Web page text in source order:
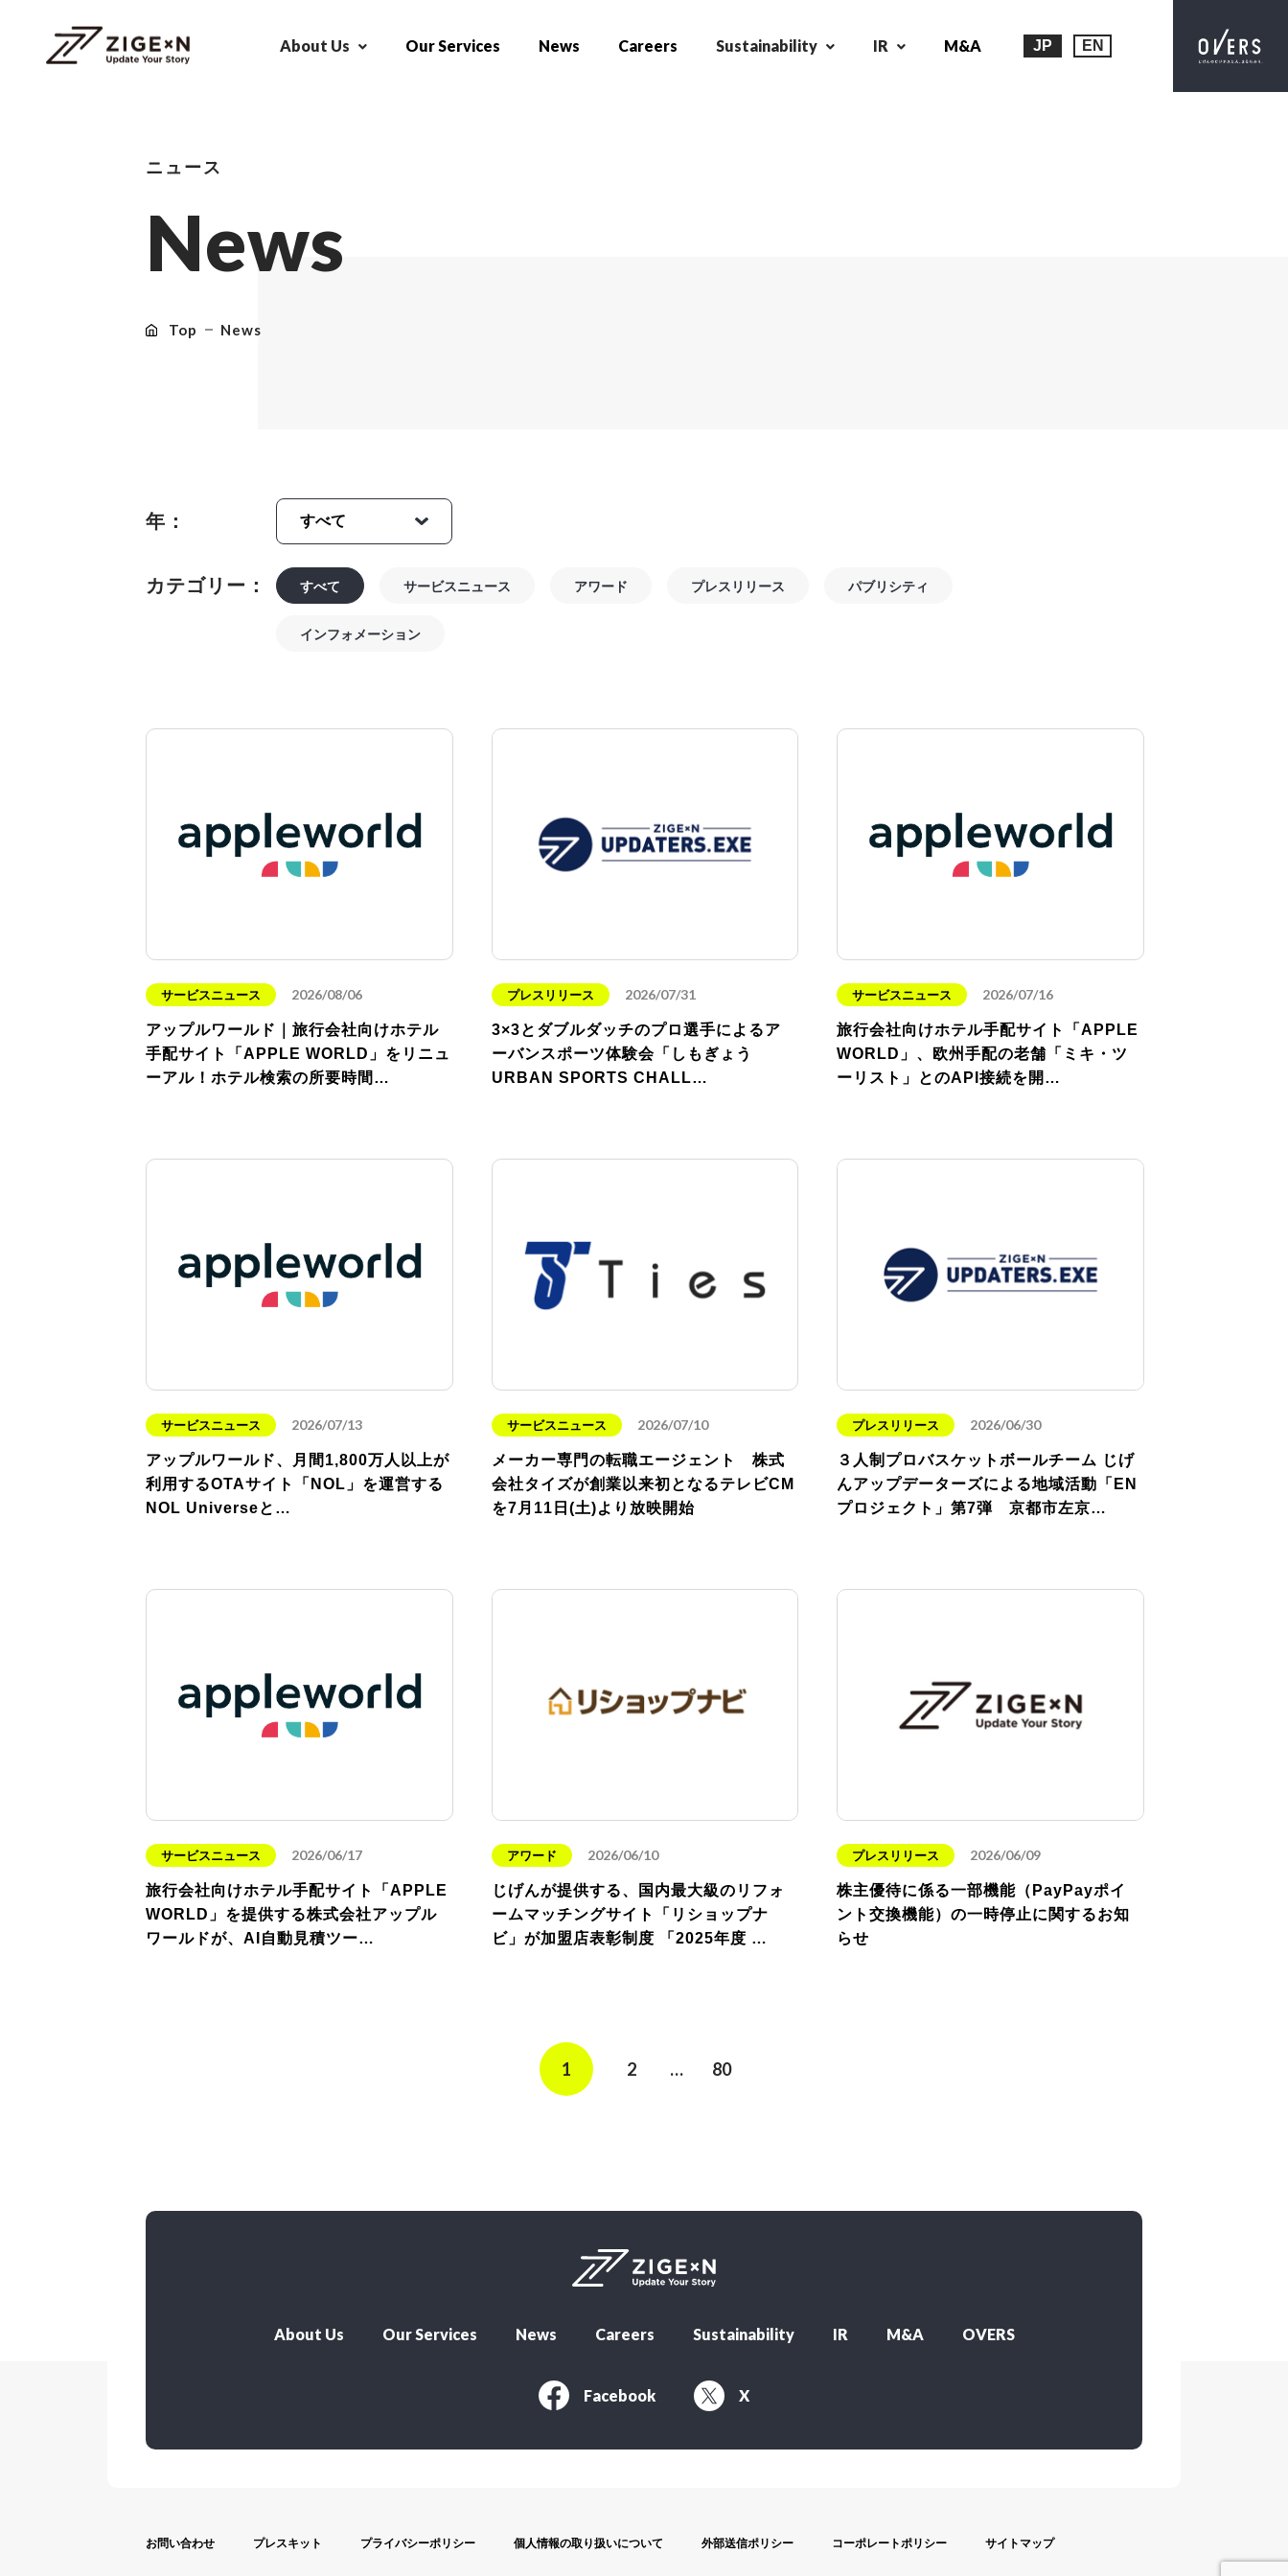
About Us Our Services News Careers Sustainability IR M&A JP EN
ニュース
News
Top News
年：
カテゴリー： すべて サービスニュース アワード プレスリリース パブリシティ
インフォメーション
サービスニュース 2026/08/06
アップルワールド｜旅行会社向けホテル
手配サイト「APPLE WORLD」をリニュ
ーアル！ホテル検索の所要時間…
プレスリリース 2026/07/31
3×3とダブルダッチのプロ選手によるア
ーバンスポーツ体験会「しもぎょう
URBAN SPORTS CHALL…
サービスニュース 2026/07/16
旅行会社向けホテル手配サイト「APPLE
WORLD」、欧州手配の老舗「ミキ・ツ
ーリスト」とのAPI接続を開…
サービスニュース 2026/07/13
アップルワールド、月間1,800万人以上が
利用するOTAサイト「NOL」を運営する
NOL Universeと…
サービスニュース 2026/07/10
メーカー専門の転職エージェント 株式
会社タイズが創業以来初となるテレビCM
を7月11日(土)より放映開始
プレスリリース 2026/06/30
３人制プロバスケットボールチーム じげ
んアップデーターズによる地域活動「EN
プロジェクト」第7弾 京都市左京…
サービスニュース 2026/06/17
旅行会社向けホテル手配サイト「APPLE
WORLD」を提供する株式会社アップル
ワールドが、AI自動見積ツー…
アワード 2026/06/10
じげんが提供する、国内最大級のリフォ
ームマッチングサイト「リショップナ
ビ」が加盟店表彰制度 「2025年度 …
プレスリリース 2026/06/09
株主優待に係る一部機能（PayPayポイ
ント交換機能）の一時停止に関するお知
らせ
1 2 … 80
About Us Our Services News Careers Sustainability IR M&A OVERS
Facebook X
お問い合わせ プレスキット プライバシーポリシー 個人情報の取り扱いについて 外部送信ポリシー コーポレートポリシー サイトマップ